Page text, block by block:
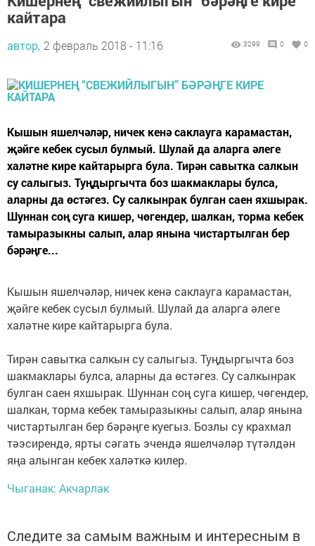
кайтара
автор, 2 февраль 2018 - 11:16 3299 0 0
Кышын яшелчәләр, ничек кенә саклауга карамастан,
җәйге кебек сусыл булмый. Шулай да аларга әлеге
халәтне кире кайтарырга була. Тирән савытка салкын
су салыгыз. Туңдыргычта боз шакмаклары булса,
аларны да өстәгез. Су салкынрак булган саен яхшырак.
Шуннан соң суга кишер, чөгендер, шалкан, торма кебек
тамыразыкны салып, алар янына чистартылган бер
бәрәңге...
Кышын яшелчәләр, ничек кенә саклауга карамастан,
җәйге кебек сусыл булмый. Шулай да аларга әлеге
халәтне кире кайтарырга була.
Тирән савытка салкын су салыгыз. Туңдыргычта боз
шакмаклары булса, аларны да өстәгез. Су салкынрак
булган саен яхшырак. Шуннан соң суга кишер, чөгендер,
шалкан, торма кебек тамыразыкны салып, алар янына
чистартылган бер бәрәңге куегыз. Бозлы су крахмал
тәэсирендә, ярты сәгать эчендә яшелчәләр түтәлдән
яңа алынган кебек халәткә килер.
Чыганак: Акчарлак
Следите за самым важным и интересным в